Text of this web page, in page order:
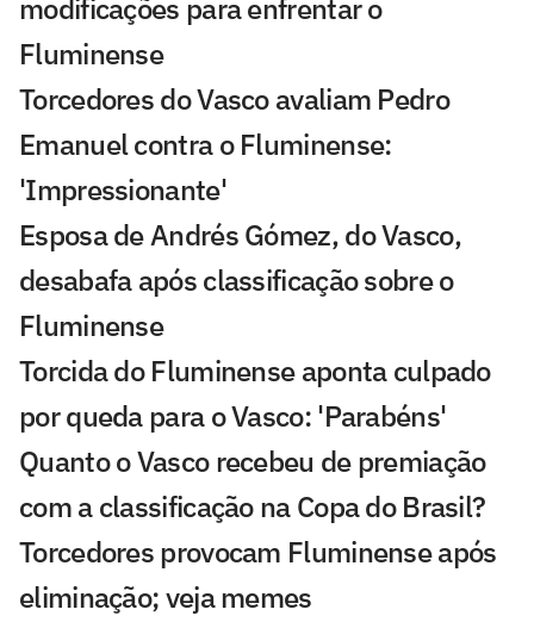
modificações para enfrentar o
Fluminense
Torcedores do Vasco avaliam Pedro
Emanuel contra o Fluminense:
'Impressionante'
Esposa de Andrés Gómez, do Vasco,
desabafa após classificação sobre o
Fluminense
Torcida do Fluminense aponta culpado
por queda para o Vasco: 'Parabéns'
Quanto o Vasco recebeu de premiação
com a classificação na Copa do Brasil?
Torcedores provocam Fluminense após
eliminação; veja memes